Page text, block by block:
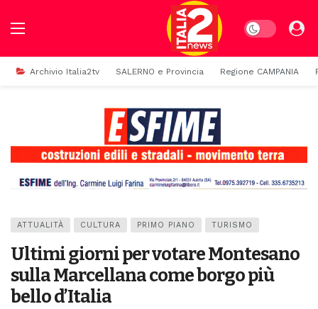
Dark mode
Archivio Italia2tv SALERNO e Provincia Regione CAMPANIA
ATTUALITÀ CULTURA PRIMO PIANO TURISMO
Ultimi giorni per votare Montesano
sulla Marcellana come borgo più
bello d’Italia